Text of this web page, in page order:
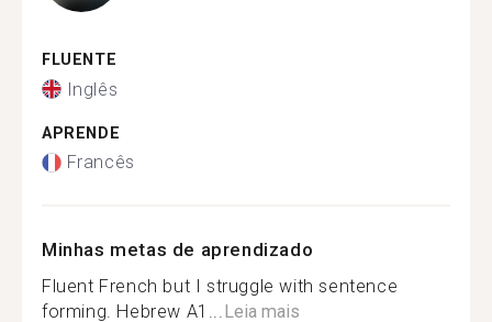
FLUENTE
Inglês
APRENDE
Francês
Minhas metas de aprendizado
Fluent French but I struggle with sentence
forming. Hebrew A1...Leia mais